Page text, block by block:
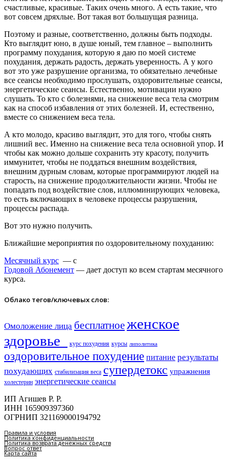
счастливые, красивые. Таких очень много. А есть такие, что
вот совсем дряхлые. Вот такая вот большущая разница.
Поэтому и разные, соответственно, должны быть подходы.
Кто выглядит юно, в душе юный, тем главное – выполнить
программу похудания, которую я даю по моей системе
похудания, держать радость, держать уверенность. А у кого
вот это уже разрушение организма, то обязательно лечебные
все сеансы необходимо прослушать, оздоровительные сеансы,
энергетические сеансы. Естественно, мотивации нужно
слушать. То кто с болезнями, на снижение веса тела смотрим
как на способ избавления от этих болезней. И, естественно,
вместе со снижением веса тела.
А кто молодо, красиво выглядит, это для того, чтобы снять
лишний вес. Именно на снижение веса тела основной упор. И
чтобы как можно дольше сохранить эту красоту, получить
иммунитет, чтобы не поддаться внешним воздействия,
внешним дурным словам, которые программируют людей на
старость, на снижение продолжительности жизни. Чтобы не
попадать под воздействие слов, иллюминирующих человека,
то есть включающих в человеке процессы разрушения,
процессы распада.
Вот это нужно получить.
Ближайшие мероприятия по оздоровительному похуданию:
Месячный курс — с
Годовой Абонемент — дает доступ ко всем стартам месячного
курса.
Облако тегов/ключевых слов:
Омоложение лица бесплатноеженское
здоровье​
курс похудения курсы липолитика
оздоровительное похудение питание результаты
похудающих стабилизация веса супердетокс упражнения
холестерин энергетические сеансы
ИП Агишев Р. Р.
ИНН 165909397360
ОГРНИП 321169000194792
Правила и условия
Политика конфиденциальности
Политика возврата денежных средств
Вопрос ответ
Карта сайта